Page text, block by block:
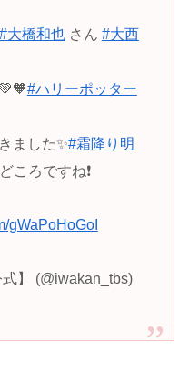
#大橋和也さん #大西
#ハリーポッター
ました✨#霜降り明
ころですね❗️
gWaPoHoGoI
】 (@iwakan_tbs)